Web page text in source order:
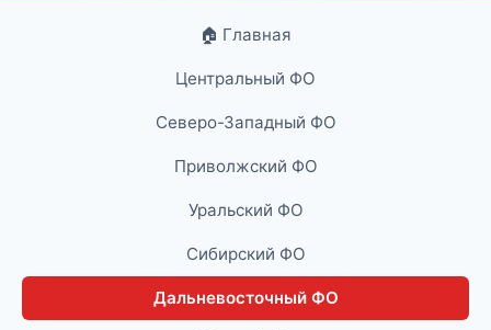
🏠 Главная
Центральный ФО
Северо-Западный ФО
Приволжский ФО
Уральский ФО
Сибирский ФО
Дальневосточный ФО